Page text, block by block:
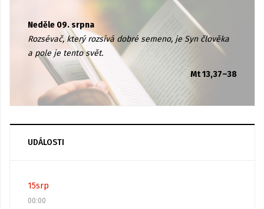
Neděle 09. srpna
Rozsévač, který rozsívá dobré semeno, je Syn člověka
a pole je tento svět.
Mt 13,37–38
UDÁLOSTI
15srp
00:00